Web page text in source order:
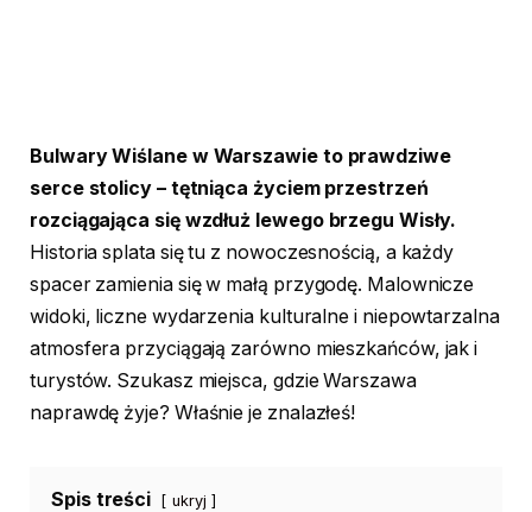
Bulwary Wiślane w Warszawie to prawdziwe
serce stolicy – tętniąca życiem przestrzeń
rozciągająca się wzdłuż lewego brzegu Wisły.
Historia splata się tu z nowoczesnością, a każdy
spacer zamienia się w małą przygodę. Malownicze
widoki, liczne wydarzenia kulturalne i niepowtarzalna
atmosfera przyciągają zarówno mieszkańców, jak i
turystów. Szukasz miejsca, gdzie Warszawa
naprawdę żyje? Właśnie je znalazłeś!
Spis treści ukryj